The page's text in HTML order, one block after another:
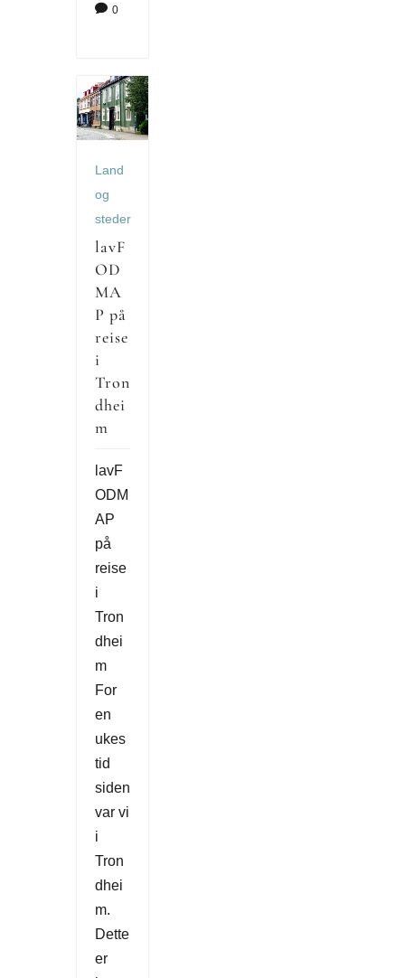
 0
Land
og
steder
lavF
OD
MA
P på
reise
i
Tron
dhei
m
lavF
ODM
AP
på
reise
i
Tron
dhei
m
For
en
ukes
tid
siden
var vi
i
Tron
dhei
m.
Dette
er